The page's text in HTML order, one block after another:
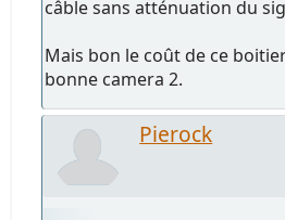
câble sans atténuation du
Mais bon le coût de ce
bonne camera 2.
Pierock